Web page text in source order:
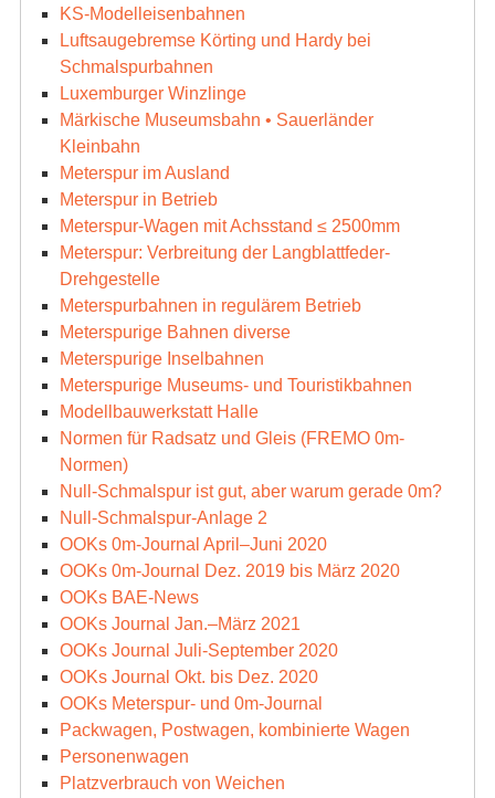
KS-Modelleisenbahnen
Luftsaugebremse Körting und Hardy bei
Schmalspurbahnen
Luxemburger Winzlinge
Märkische Museumsbahn • Sauerländer
Kleinbahn
Meterspur im Ausland
Meterspur in Betrieb
Meterspur-Wagen mit Achsstand ≤ 2500mm
Meterspur: Verbreitung der Langblattfeder-
Drehgestelle
Meterspurbahnen in regulärem Betrieb
Meterspurige Bahnen diverse
Meterspurige Inselbahnen
Meterspurige Museums- und Touristikbahnen
Modellbauwerkstatt Halle
Normen für Radsatz und Gleis (FREMO 0m-
Normen)
Null-Schmalspur ist gut, aber warum gerade 0m?
Null-Schmalspur-Anlage 2
OOKs 0m-Journal April–Juni 2020
OOKs 0m-Journal Dez. 2019 bis März 2020
OOKs BAE-News
OOKs Journal Jan.–März 2021
OOKs Journal Juli-September 2020
OOKs Journal Okt. bis Dez. 2020
OOKs Meterspur- und 0m-Journal
Packwagen, Postwagen, kombinierte Wagen
Personenwagen
Platzverbrauch von Weichen